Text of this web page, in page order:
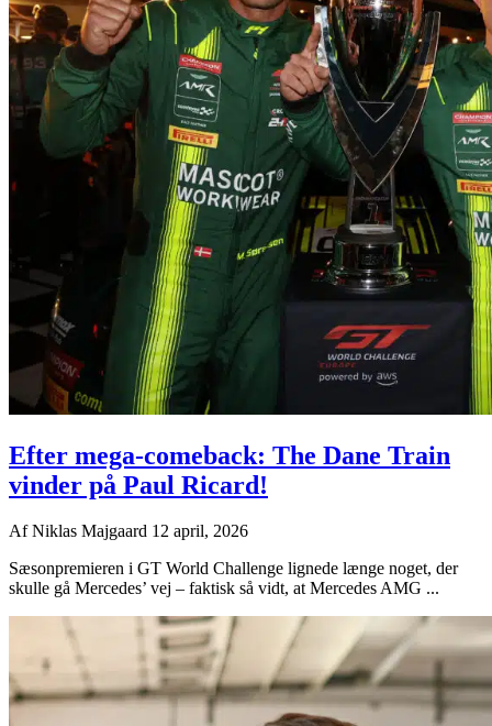
Efter mega-comeback: The Dane Train
vinder på Paul Ricard!
AfNiklas Majgaard 12 april, 2026
Sæsonpremieren i GT World Challenge lignede længe noget, der
skulle gå Mercedes’ vej – faktisk så vidt, at Mercedes AMG ...